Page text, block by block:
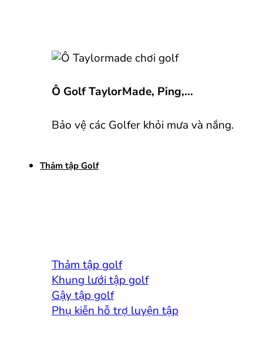
Ô Golf TaylorMade, Ping,...
Bảo vệ các Golfer khỏi mưa và nắng.
Thảm tập Golf
Thảm tập golf
Khung lưới tập golf
Gậy tập golf
Phụ kiễn hỗ trợ luyện tập